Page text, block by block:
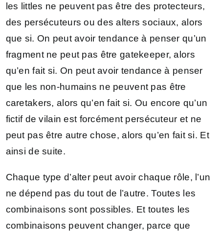
les littles ne peuvent pas être des protecteurs,
des persécuteurs ou des alters sociaux, alors
que si. On peut avoir tendance à penser qu’un
fragment ne peut pas être gatekeeper, alors
qu’en fait si. On peut avoir tendance à penser
que les non-humains ne peuvent pas être
caretakers, alors qu’en fait si. Ou encore qu’un
fictif de vilain est forcément persécuteur et ne
peut pas être autre chose, alors qu’en fait si. Et
ainsi de suite.
Chaque type d’alter peut avoir chaque rôle, l’un
ne dépend pas du tout de l’autre. Toutes les
combinaisons sont possibles. Et toutes les
combinaisons peuvent changer, parce que